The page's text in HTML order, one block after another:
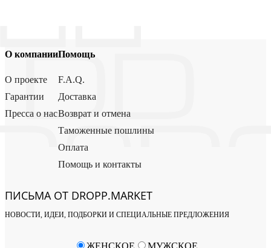
О компании
О проекте
Гарантии
Пресса о нас
Помощь
F.A.Q.
Доставка
Возврат и отмена
Таможенные пошлины
Оплата
Помощь и контакты
ПИСЬМА ОТ DROPP.MARKET
НОВОСТИ, ИДЕИ, ПОДБОРКИ И СПЕЦИАЛЬНЫЕ ПРЕДЛОЖЕНИЯ